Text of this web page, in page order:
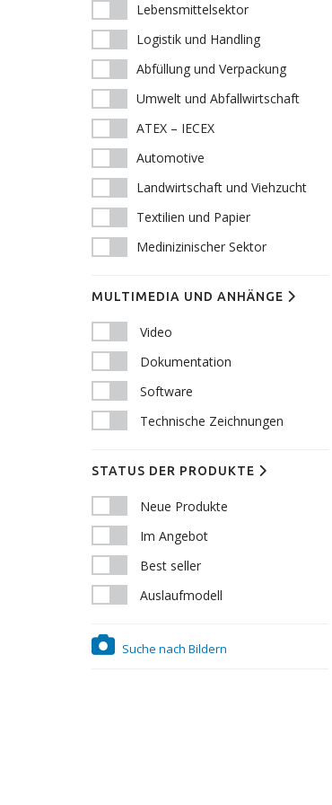
Lebensmittelsektor
Logistik und Handling
Abfüllung und Verpackung
Umwelt und Abfallwirtschaft
ATEX – IECEX
Automotive
Landwirtschaft und Viehzucht
Textilien und Papier
Medinizinischer Sektor
MULTIMEDIA UND ANHÄNGE
Video
Dokumentation
Software
Technische Zeichnungen
STATUS DER PRODUKTE
Neue Produkte
Im Angebot
Best seller
Auslaufmodell
Suche nach Bildern